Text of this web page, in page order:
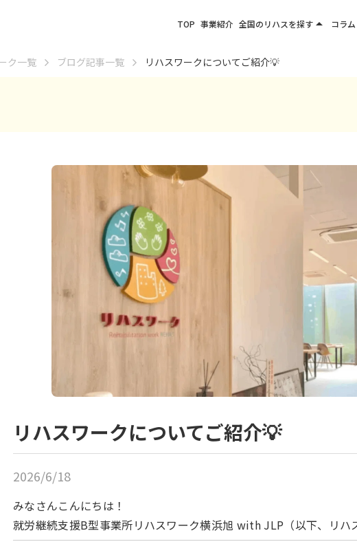
ク一覧 ブログ記事一覧 リハスワークについてご紹介💡
リハスワークについてご紹介💡
2026/6/18
みなさんこんにちは！
就労継続支援B型事業所リハスワーク横浜旭 with JLP（以下、リハ
TOP 事業紹介 全国のリハスを探すarrow_drop_up
東北エリア
四国・九州エリア
コラ